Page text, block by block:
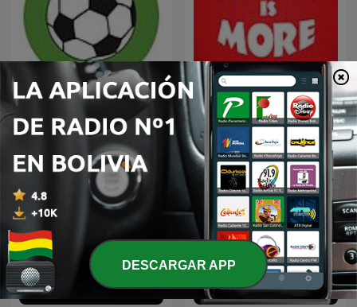
More Is More
DESCARGAR APP